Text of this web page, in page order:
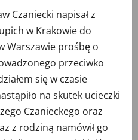
Czaniecki napisał z
w Krakowie do
Warszawie prośbę o
przeciwko
się w czasie
na skutek ucieczki
Czanieckego oraz
z rodziną namówił go